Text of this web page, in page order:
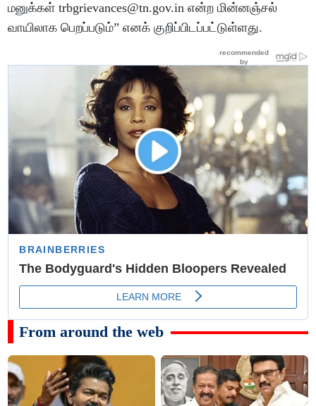
மனுக்கள் trbgrievances@tn.gov.in என்ற மின்னஞ்சல்
வாயிலாக பெறப்படும்” எனக் குறிப்பிடப்பட்டுள்ளது.
From around the web